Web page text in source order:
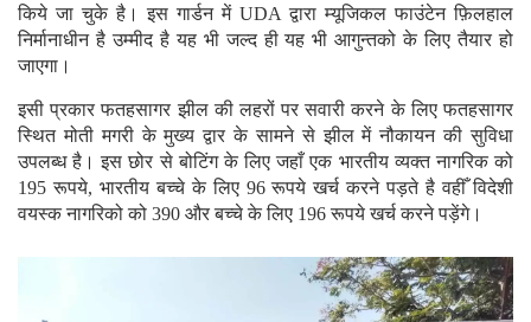
किये जा चुके है। इस गार्डन में UDA द्वारा म्यूजिकल फाउंटेन फ़िलहाल
निर्मानाधीन है उम्मीद है यह भी जल्द ही यह भी आगुन्तको के लिए तैयार हो
जाएगा।
इसी प्रकार फतहसागर झील की लहरों पर सवारी करने के लिए फतहसागर
स्थित मोती मगरी के मुख्य द्वार के सामने से झील में नौकायन की सुविधा
उपलब्ध है। इस छोर से बोटिंग के लिए जहाँ एक भारतीय व्यक्त नागरिक को
195 रूपये, भारतीय बच्चे के लिए 96 रूपये खर्च करने पड़ते है वहीँ विदेशी
वयस्क नागरिको को 390 और बच्चे के लिए 196 रूपये खर्च करने पड़ेंगे।